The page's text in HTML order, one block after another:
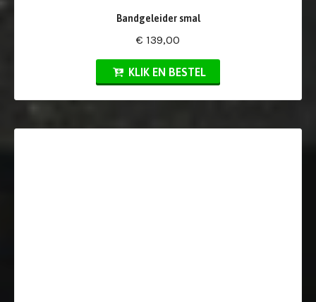
Bandgeleider smal
€ 139,00
KLIK EN BESTEL